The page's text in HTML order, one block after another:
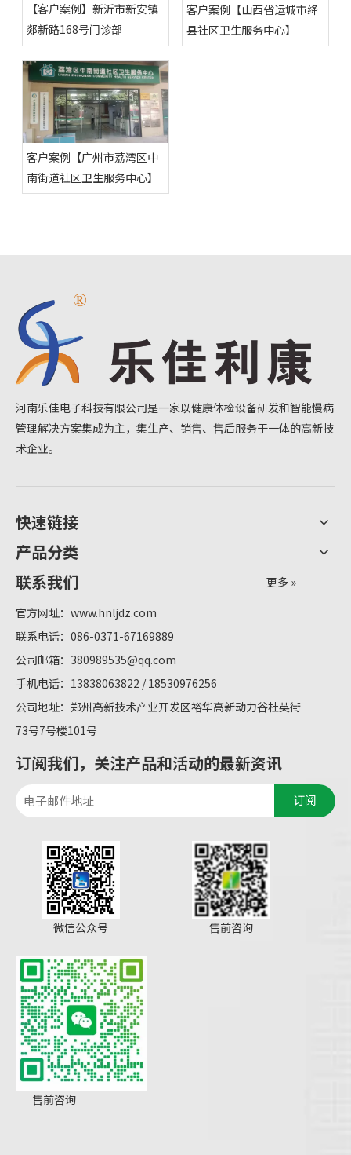
【客户案例】新沂市新安镇
郯新路168号门诊部
客户案例【山西省运城市绛
县社区卫生服务中心】
客户案例【广州市荔湾区中
南街道社区卫生服务中心】
河南乐佳电子科技有限公司是一家以健康体检设备研发和智能慢病
管理解决方案集成为主，集生产、销售、售后服务于一体的高新技
术企业。
快速链接
产品分类
联系我们
更多 »
官方网址： www.hnljdz.com
联系电话：086-0371-67169889
公司邮箱： 380989535@qq.com
手机电话：13838063822 / 18530976256
公司地址：郑州高新技术产业开发区裕华高新动力谷杜英街
73号7号楼101号
订阅我们，关注产品和活动的最新资讯
订阅
微信公众号 售前咨询
售前咨询